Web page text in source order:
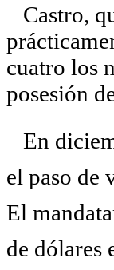
Castro,
cuatro los
posesión
En
el paso de
El
de dólares